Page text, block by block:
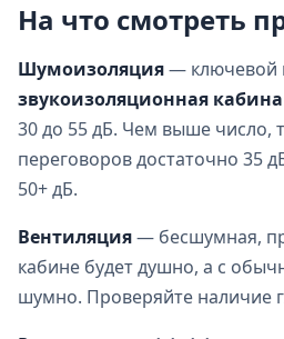
На что смотреть
Шумоизоляция— ключевой
звукоизоляционная кабина
30 до 55 дБ. Чем выше число,
переговоров достаточно 35
50+ дБ.
Вентиляция— бесшумная,
кабине будет душно, а с
шумно. Проверяйте наличие